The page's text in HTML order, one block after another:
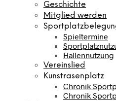
Geschichte
Mitglied werden
Spieltermine
Hallennutzung
Vereinslied
Kunstrasenplatz
Chronik
Chronik